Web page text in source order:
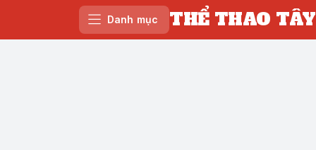
Danh mục THỂ THAO